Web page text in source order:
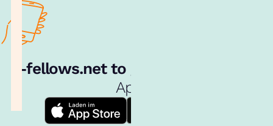
e‑fellows.net to go:
App!